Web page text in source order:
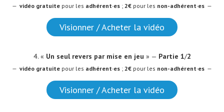
— vidéo gratuite pour les adhérent·es ; 2€ pour les non-adhérent·es —
Visionner / Acheter la vidéo
4. « Un seul revers par mise en jeu» — Partie 1/2
— vidéo gratuite pour les adhérent·es ; 2€ pour les non-adhérent·es —
Visionner / Acheter la vidéo